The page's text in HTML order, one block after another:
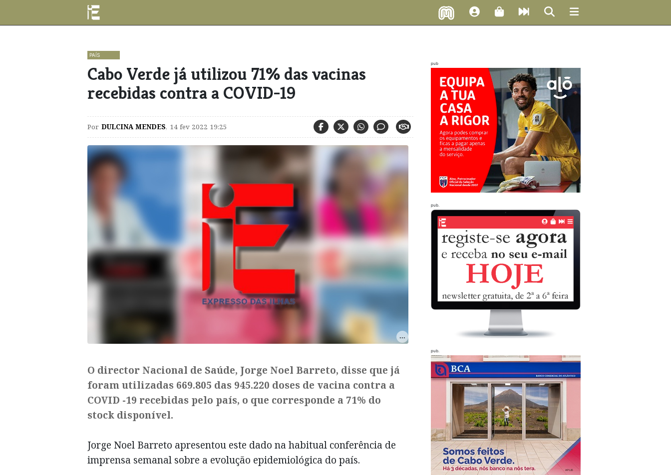
PAÍS
Cabo Verde já utilizou 71% das vacinas
recebidas contra a COVID-19
Por DULCINA MENDES, 14 fev 2022 19:25
​O director Nacional de Saúde, Jorge Noel Barreto, disse que já
foram utilizadas 669.805 das 945.220 doses de vacina contra a
COVID -19 recebidas pelo país, o que corresponde a 71% do
stock disponível.
Jorge Noel Barreto apresentou este dado na habitual conferência de
imprensa semanal sobre a evolução epidemiológica do país.
pub
pub.
pub.